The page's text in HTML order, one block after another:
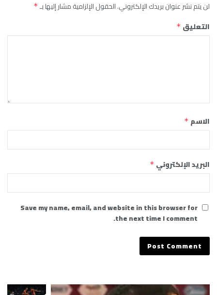
لن يتم نشر عنوان بريدك الإلكتروني.الحقول الإلزامية مشار إليها بـ*
التعليق *
الاسم *
البريد الإلكتروني *
Save my name, email, and website in this browser for
the next time I comment.